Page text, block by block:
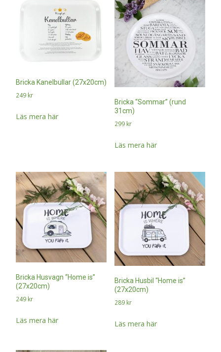
Bricka Kanelbullar (27x20cm)
249 kr
Läs mera här
Bricka “Sommar” (rund
31cm)
299 kr
Läs mera här
Bricka Husvagn “Home is”
(27x20cm)
249 kr
Läs mera här
Bricka Husbil “Home is”
(27x20cm)
289 kr
Läs mera här